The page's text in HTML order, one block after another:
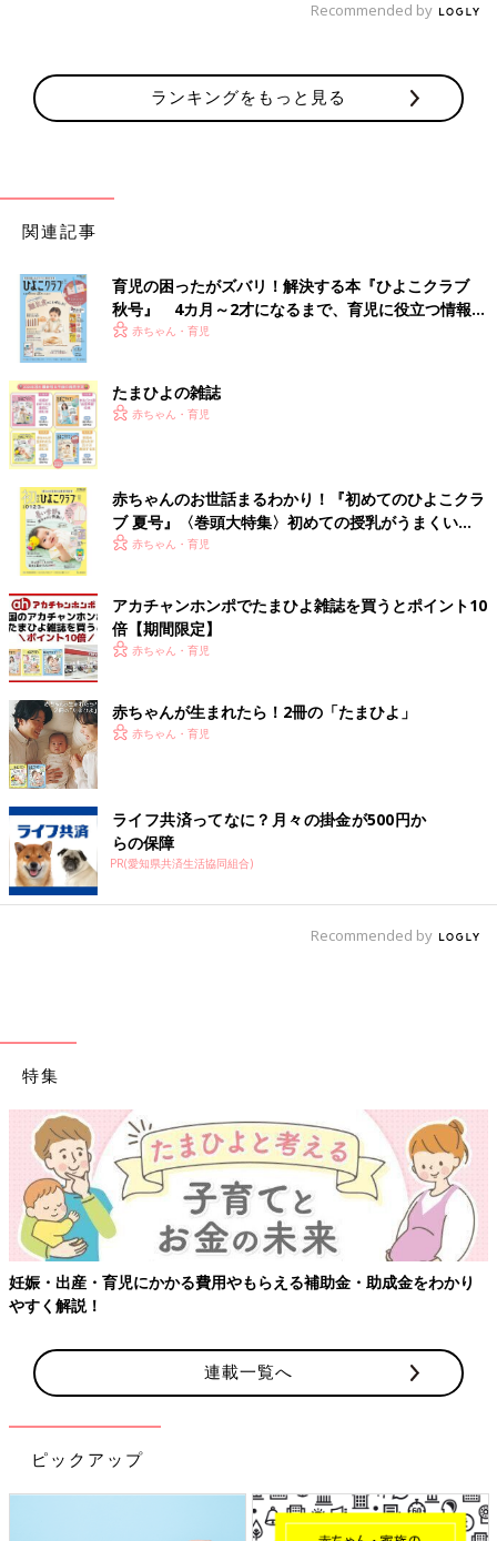
Recommended by
ランキングをもっと見る
関連記事
育児の困ったがズバリ！解決する本『ひよこクラブ
秋号』 4カ月～2才になるまで、育児に役立つ情報が
いっぱい！
赤ちゃん・育児
たまひよの雑誌
赤ちゃん・育児
赤ちゃんのお世話まるわかり！『初めてのひよこクラ
ブ 夏号』〈巻頭大特集〉初めての授乳がうまくい
く！ おっぱい・ミルクの基本と夏のトラブル 解決テ
赤ちゃん・育児
アカチャンホンポでたまひよ雑誌を買うとポイント10
倍【期間限定】
赤ちゃん・育児
赤ちゃんが生まれたら！2冊の「たまひよ」
赤ちゃん・育児
ライフ共済ってなに？月々の掛金が500円か
らの保障
PR(愛知県共済生活協同組合)
Recommended by
特集
妊娠・出産・育児にかかる費用やもらえる補助金・助成金をわかり
やすく解説！
連載一覧へ
ピックアップ